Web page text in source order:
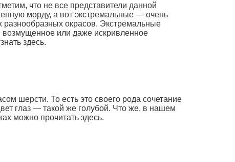
что не все представители данной
морду, а вот экстремальные — очень
окрасов. Экстремальные
возмущенное или даже искривленное
здесь.
шерсти. То есть это своего рода сочетание
глаз — такой же голубой. Что же, в нашем
можно прочитать здесь.